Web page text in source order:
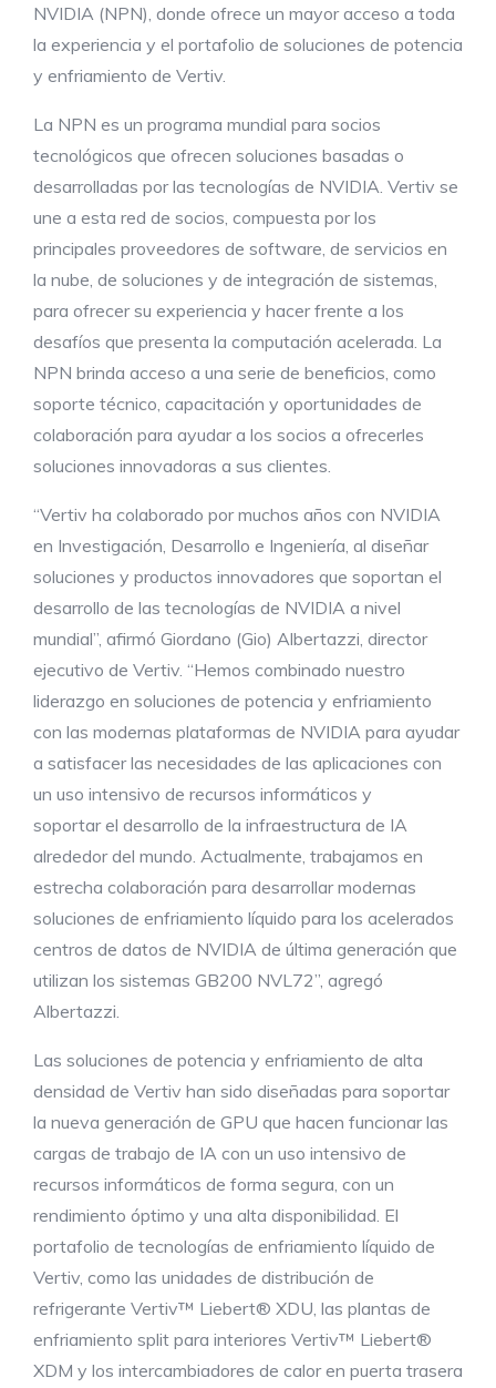
NVIDIA (NPN), donde ofrece un mayor acceso a toda
la experiencia y el portafolio de soluciones de potencia
y enfriamiento de Vertiv.
La NPN es un programa mundial para socios
tecnológicos que ofrecen soluciones basadas o
desarrolladas por las tecnologías de NVIDIA. Vertiv se
une a esta red de socios, compuesta por los
principales proveedores de software, de servicios en
la nube, de soluciones y de integración de sistemas,
para ofrecer su experiencia y hacer frente a los
desafíos que presenta la computación acelerada. La
NPN brinda acceso a una serie de beneficios, como
soporte técnico, capacitación y oportunidades de
colaboración para ayudar a los socios a ofrecerles
soluciones innovadoras a sus clientes.
“Vertiv ha colaborado por muchos años con NVIDIA
en Investigación, Desarrollo e Ingeniería, al diseñar
soluciones y productos innovadores que soportan el
desarrollo de las tecnologías de NVIDIA a nivel
mundial”, afirmó Giordano (Gio) Albertazzi, director
ejecutivo de Vertiv. “Hemos combinado nuestro
liderazgo en soluciones de potencia y enfriamiento
con las modernas plataformas de NVIDIA para ayudar
a satisfacer las necesidades de las aplicaciones con
un uso intensivo de recursos informáticos y
soportar el desarrollo de la infraestructura de IA
alrededor del mundo. Actualmente, trabajamos en
estrecha colaboración para desarrollar modernas
soluciones de enfriamiento líquido para los acelerados
centros de datos de NVIDIA de última generación que
utilizan los sistemas GB200 NVL72”, agregó
Albertazzi.
Las soluciones de potencia y enfriamiento de alta
densidad de Vertiv han sido diseñadas para soportar
la nueva generación de GPU que hacen funcionar las
cargas de trabajo de IA con un uso intensivo de
recursos informáticos de forma segura, con un
rendimiento óptimo y una alta disponibilidad. El
portafolio de tecnologías de enfriamiento líquido de
Vertiv, como las unidades de distribución de
refrigerante Vertiv™ Liebert® XDU, las plantas de
enfriamiento split para interiores Vertiv™ Liebert®
XDM y los intercambiadores de calor en puerta trasera